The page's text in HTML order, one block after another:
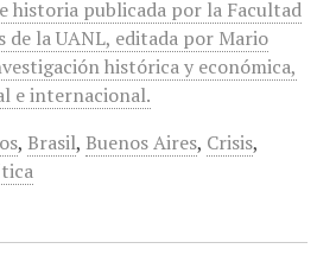
historia publicada por la Facultad
de la UANL, editada por Mario
histórica y económica,
e internacional.
, Brasil, Buenos Aires, Crisis,